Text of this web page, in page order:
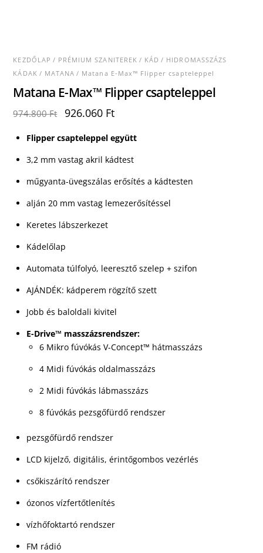
KEZDŐLAP / PRÉMIUM SZANITEREK / KÁD / HIDROMASSZÁZS
KÁDAK / MATANA / Matana E-Max™ Flipper csapteleppel
Matana E-Max™ Flipper csapteleppel
974.800Ft
Original
was:
974.800 Ft.
926.060 FtCurrent
is:
926.060 Ft.
Flipper csapteleppel együtt
3,2 mm vastag akril kádtest
műgyanta-üvegszálas erősítés a kádtesten
alján 20 mm vastag lemezerősítéssel
Keretes lábszerkezet
Kádelőlap
Automata túlfolyó, leeresztő szelep + szifon
AJÁNDÉK: kádperem rögzítő szett
Jobb és baloldali kivitel
E-Drive™ masszázsrendszer:
6 Mikro fúvókás V-Concept™ hátmasszázs
4 Midi fúvókás oldalmasszázs
2 Midi fúvókás lábmasszázs
8 fúvókás pezsgőfürdő rendszer
pezsgőfürdő rendszer
LCD kijelző, digitális, érintőgombos vezérlés
csőkiszárító rendszer
ózonos vízfertőtlenítés
vízhőfoktartó rendszer
FM rádió